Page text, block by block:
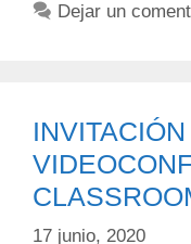
Dejar un
17 junio, 2020